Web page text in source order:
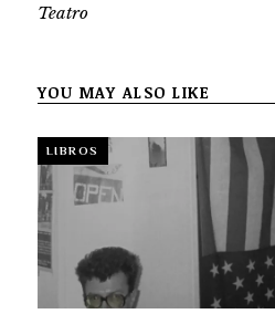
Teatro
YOU MAY ALSO LIKE
LIBROS